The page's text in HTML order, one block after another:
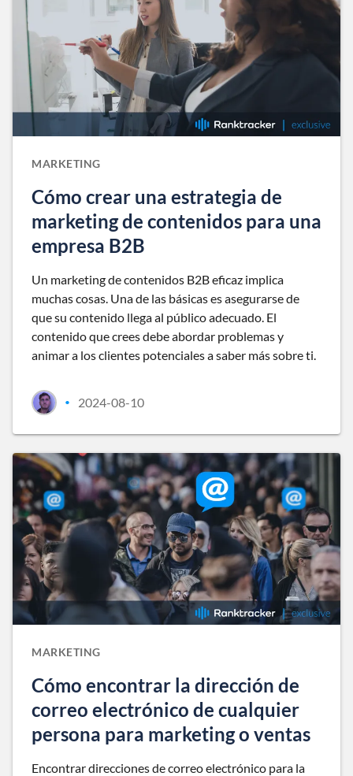
MARKETING
Cómo crear una estrategia de
marketing de contenidos para una
empresa B2B
Un marketing de contenidos B2B eficaz implica
muchas cosas. Una de las básicas es asegurarse de
que su contenido llega al público adecuado. El
contenido que crees debe abordar problemas y
animar a los clientes potenciales a saber más sobre ti.
• 2024-08-10
MARKETING
Cómo encontrar la dirección de
correo electrónico de cualquier
persona para marketing o ventas
Encontrar direcciones de correo electrónico para la